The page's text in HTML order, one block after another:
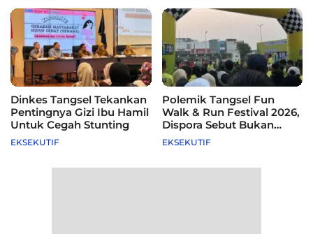
Dinkes Tangsel Tekankan
Pentingnya Gizi Ibu Hamil
Untuk Cegah Stunting
EKSEKUTIF
Polemik Tangsel Fun
Walk & Run Festival 2026,
Dispora Sebut Bukan
Agenda Pemkot
EKSEKUTIF